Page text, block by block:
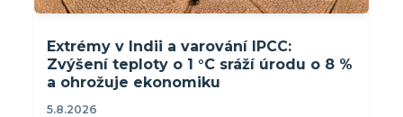
Extrémy v Indii a varování IPCC:
Zvýšení teploty o 1 °C sráží úrodu o 8 %
a ohrožuje ekonomiku
5.8.2026